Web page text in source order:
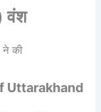
वंश
ने की
Uttarakhand